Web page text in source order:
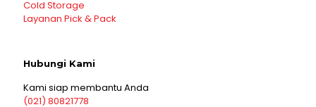
Cold Storage
Layanan Pick & Pack
Hubungi Kami
Kami siap membantu Anda
(021) 80821778